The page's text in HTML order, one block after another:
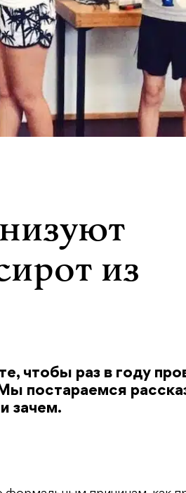
из
чтобы раз в году
постараемся
зачем.